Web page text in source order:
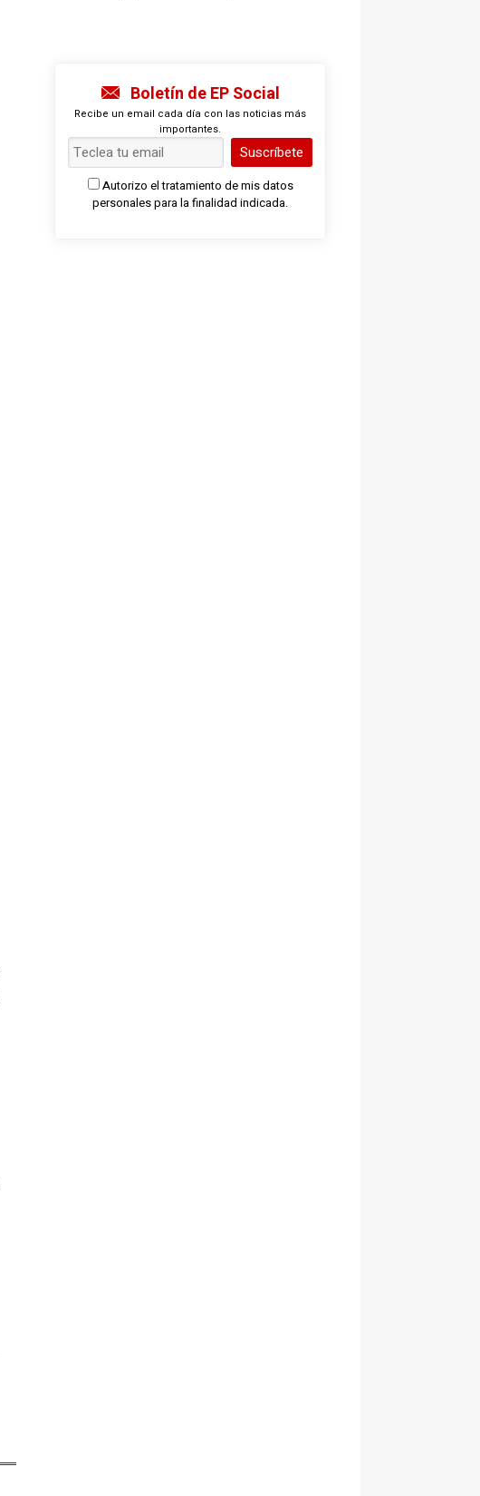
Boletín de EP Social
Recibe un email cada día con las noticias más
importantes.
Suscríbete
Autorizo el tratamiento de mis datos
personales para la finalidad indicada.